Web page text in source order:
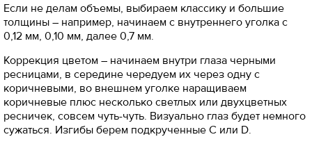
Если не делам объемы, выбираем классику и большие
толщины – например, начинаем с внутреннего уголка с
0,12 мм, 0,10 мм, далее 0,7 мм.
Коррекция цветом – начинаем внутри глаза черными
ресницами, в середине чередуем их через одну с
коричневыми, во внешнем уголке наращиваем
коричневые плюс несколько светлых или двухцветных
ресничек, совсем чуть-чуть. Визуально глаз будет немного
сужаться. Изгибы берем подкрученные C или D.